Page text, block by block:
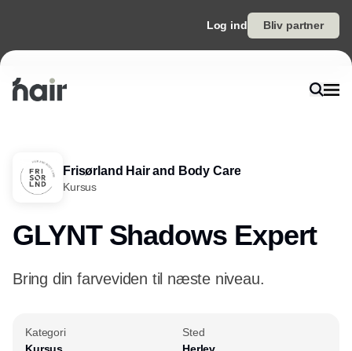
Log ind Bliv partner
Frisørland Hair and Body Care
Kursus
GLYNT Shadows Expert
Bring din farveviden til næste niveau.
Kategori
Sted